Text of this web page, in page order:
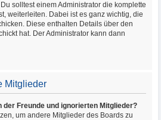
solltest einem Administrator die komplette
weiterleiten. Dabei ist es ganz wichtig, die
Diese enthalten Details über den
hat. Der Administrator kann dann
Mitglieder
der Freunde und ignorierten Mitglieder?
um andere Mitglieder des Boards zu